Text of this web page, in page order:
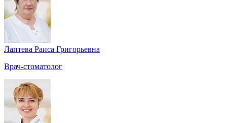
Лаптева Раиса Григорьевна
Врач-стоматолог